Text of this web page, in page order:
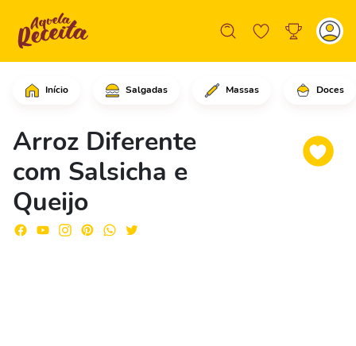
Início Salgadas Massas Doces
Arroz Diferente
com Salsicha e
Queijo
Comece cortando as salsichas em